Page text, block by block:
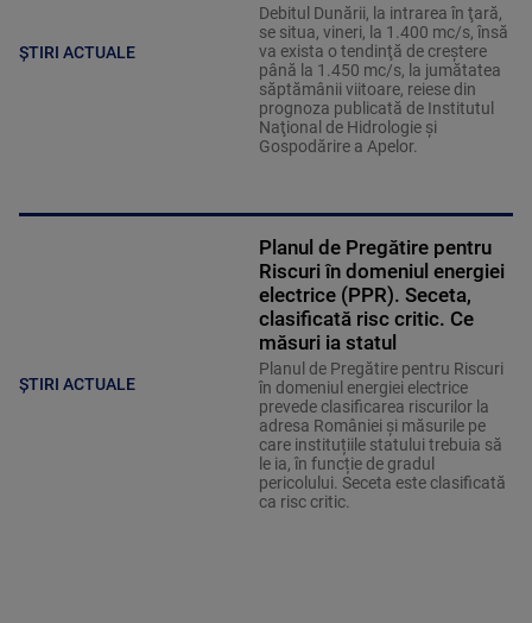
ȘTIRI ACTUALE
Debitul Dunării, la intrarea în ţară,
se situa, vineri, la 1.400 mc/s, însă
va exista o tendinţă de creştere
până la 1.450 mc/s, la jumătatea
săptămânii viitoare, reiese din
prognoza publicată de Institutul
Naţional de Hidrologie şi
Gospodărire a Apelor.
ȘTIRI ACTUALE
Planul de Pregătire pentru
Riscuri în domeniul energiei
electrice (PPR). Seceta,
clasificată risc critic. Ce
măsuri ia statul
Planul de Pregătire pentru Riscuri
în domeniul energiei electrice
prevede clasificarea riscurilor la
adresa României și măsurile pe
care instituțiile statului trebuia să
le ia, în funcție de gradul
pericolului. Seceta este clasificată
ca risc critic.